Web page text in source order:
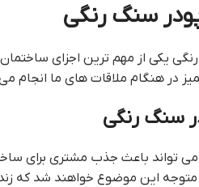
سنگ رنگي
یکی از مهم ترین اجزای
در هنگام ملاقات های ما انجام
سنگ رنگي
تواند باعث جذب مشتری برای
این موضوع خواهند شد که